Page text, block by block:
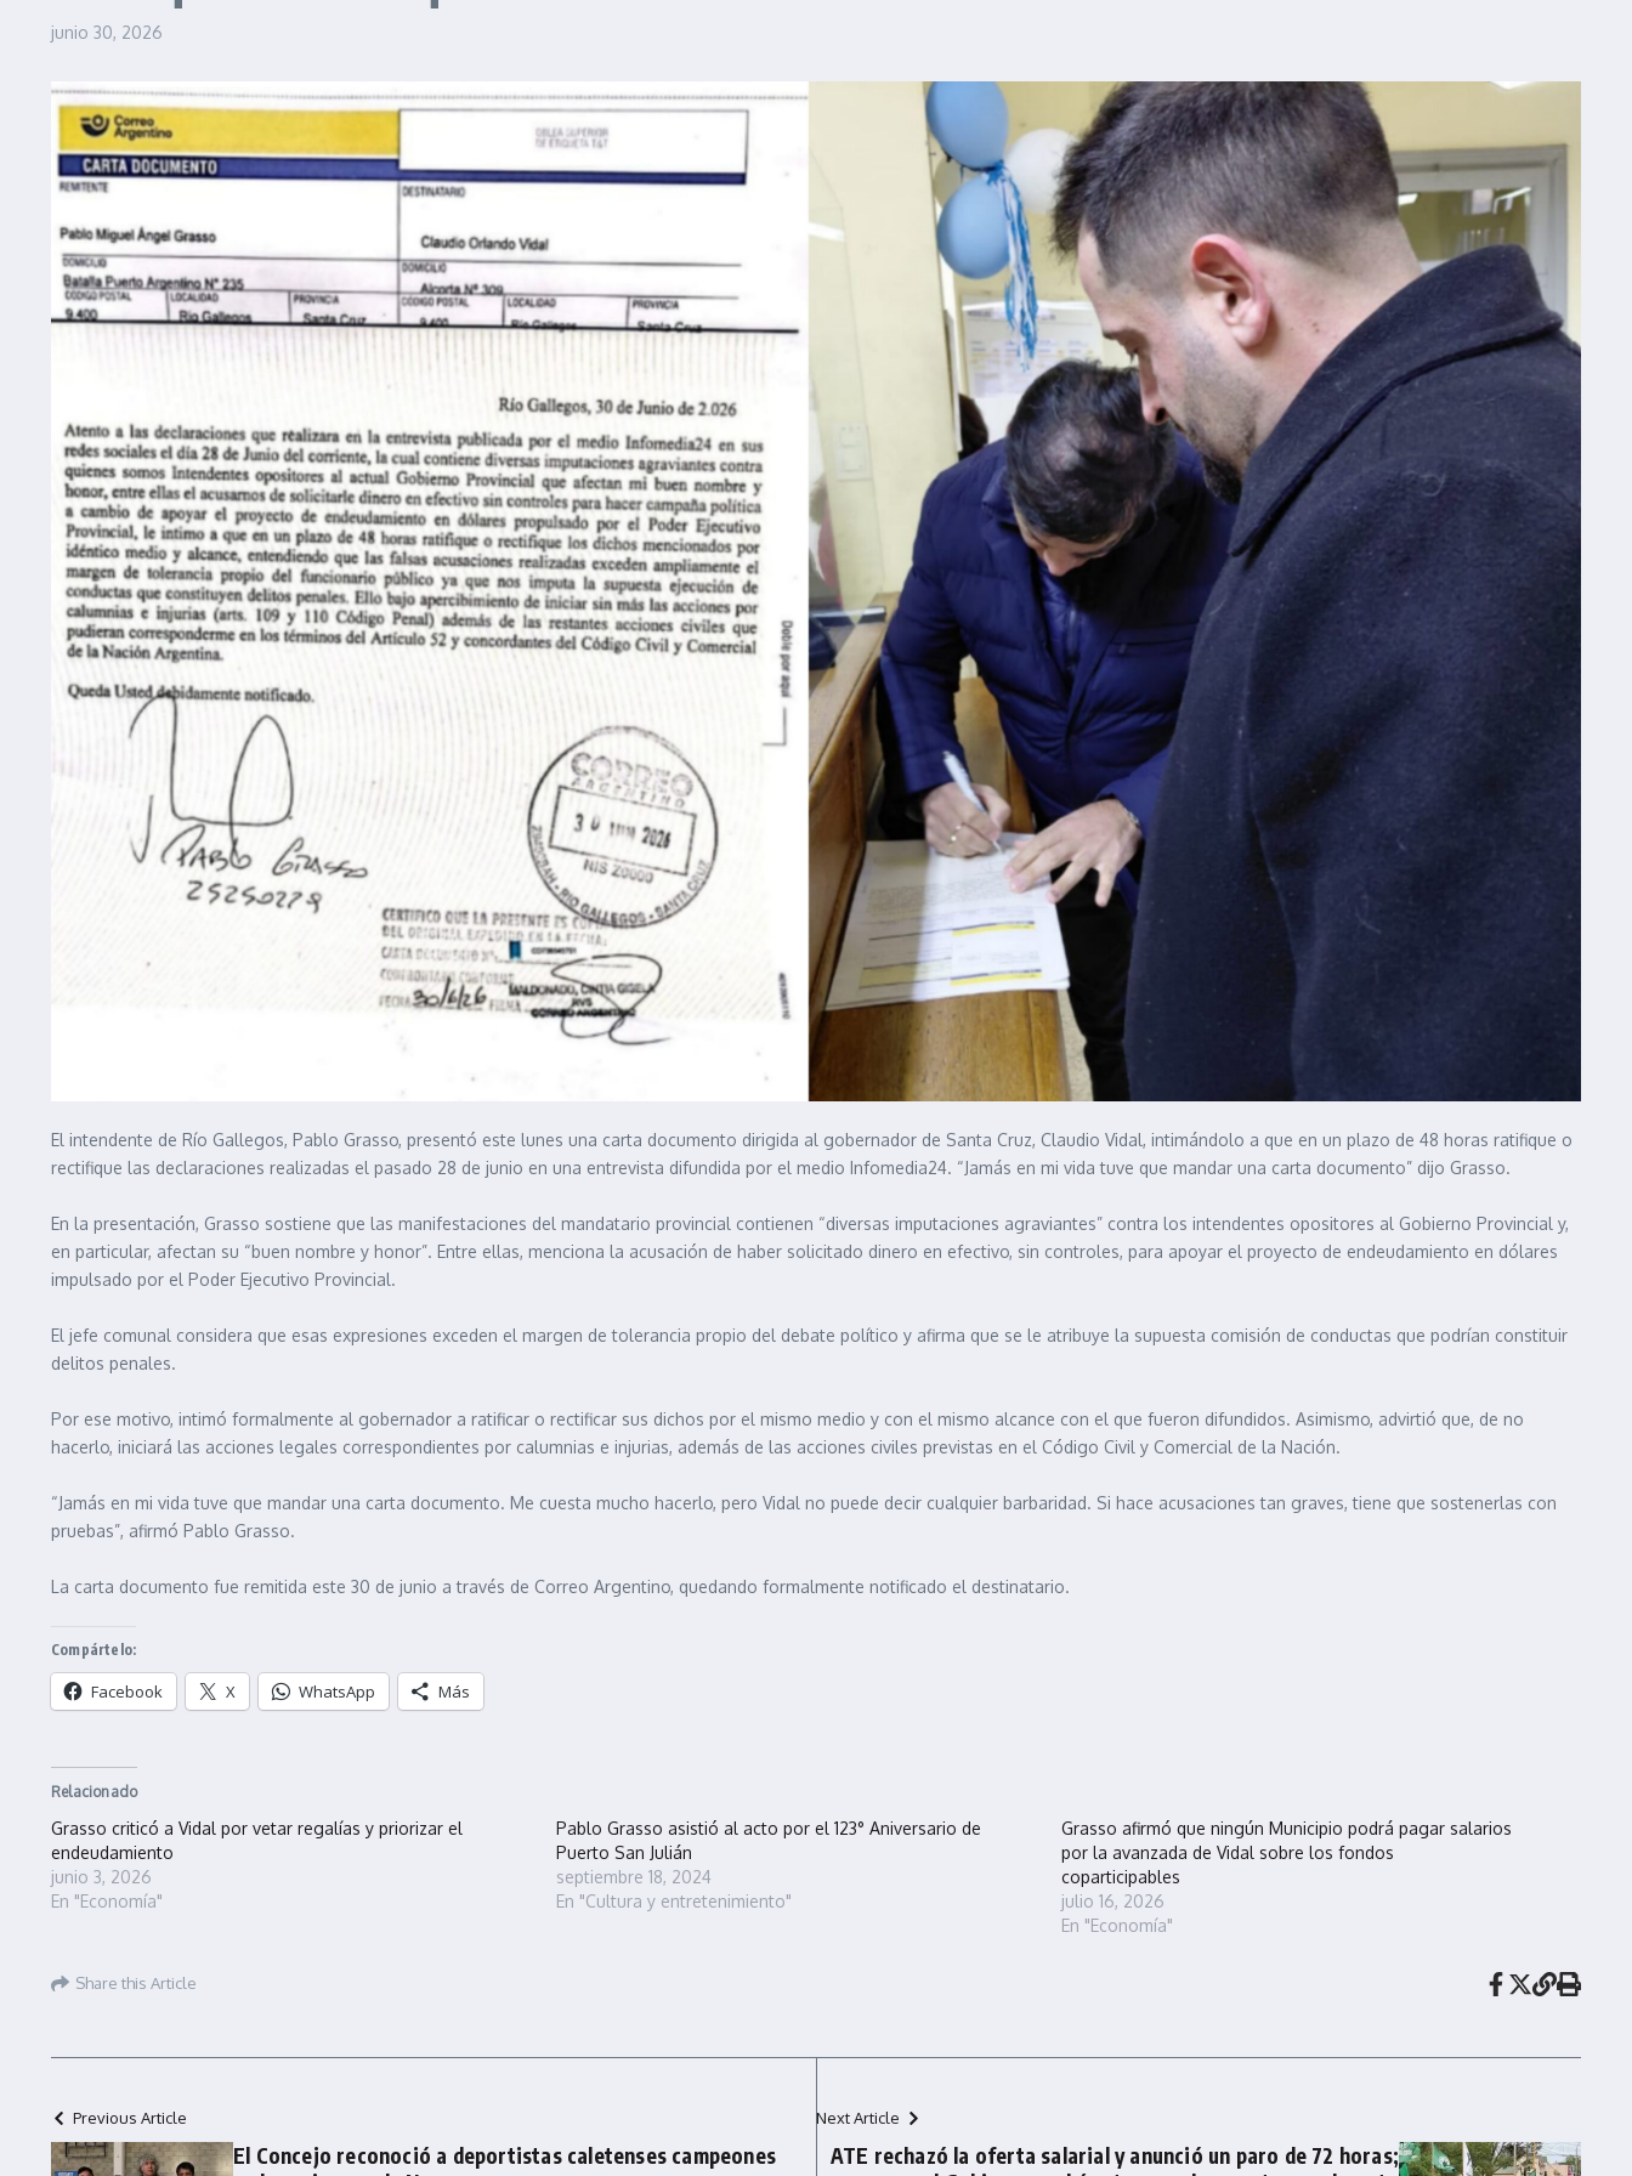
junio 30, 2026
El intendente de Río Gallegos, Pablo Grasso, presentó este lunes una carta documento dirigida al gobernador de Santa Cruz, Claudio Vidal, intimándolo a que en un plazo de 48 horas ratifique o
rectifique las declaraciones realizadas el pasado 28 de junio en una entrevista difundida por el medio Infomedia24. “Jamás en mi vida tuve que mandar una carta documento” dijo Grasso.
En la presentación, Grasso sostiene que las manifestaciones del mandatario provincial contienen “diversas imputaciones agraviantes” contra los intendentes opositores al Gobierno Provincial y,
en particular, afectan su “buen nombre y honor”. Entre ellas, menciona la acusación de haber solicitado dinero en efectivo, sin controles, para apoyar el proyecto de endeudamiento en dólares
impulsado por el Poder Ejecutivo Provincial.
El jefe comunal considera que esas expresiones exceden el margen de tolerancia propio del debate político y afirma que se le atribuye la supuesta comisión de conductas que podrían constituir
delitos penales.
Por ese motivo, intimó formalmente al gobernador a ratificar o rectificar sus dichos por el mismo medio y con el mismo alcance con el que fueron difundidos. Asimismo, advirtió que, de no
hacerlo, iniciará las acciones legales correspondientes por calumnias e injurias, además de las acciones civiles previstas en el Código Civil y Comercial de la Nación.
“Jamás en mi vida tuve que mandar una carta documento. Me cuesta mucho hacerlo, pero Vidal no puede decir cualquier barbaridad. Si hace acusaciones tan graves, tiene que sostenerlas con
pruebas”, afirmó Pablo Grasso.
La carta documento fue remitida este 30 de junio a través de Correo Argentino, quedando formalmente notificado el destinatario.
Compártelo:
Facebook X WhatsApp Más
Relacionado
Grasso criticó a Vidal por vetar regalías y priorizar el
endeudamiento
junio 3, 2026
En "Economía"
Pablo Grasso asistió al acto por el 123° Aniversario de
Puerto San Julián
septiembre 18, 2024
En "Cultura y entretenimiento"
Grasso afirmó que ningún Municipio podrá pagar salarios
por la avanzada de Vidal sobre los fondos
coparticipables
julio 16, 2026
En "Economía"
Share this Article
Previous Article
El Concejo reconoció a deportistas caletenses campeones
Next Article
ATE rechazó la oferta salarial y anunció un paro de 72 horas;